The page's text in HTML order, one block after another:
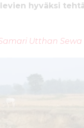
hyväksi
Utthan Sewa